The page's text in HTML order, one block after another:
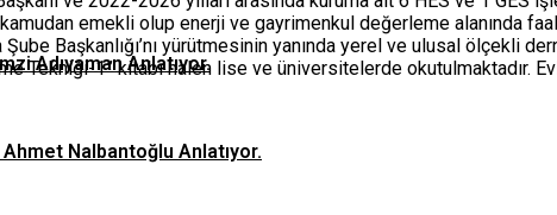
Adıyaman Anlatıyor.
Ahmet Nalbantoğlu Anlatıyor.
kamudan emekli olup enerji ve gayrimenkul değerleme alanında
Başkanlığı’nı yürütmesinin yanında yerel ve ulusal ölçekli
Tekniği-1” kitabı halen lise ve üniversitelerde okutulmaktadır.